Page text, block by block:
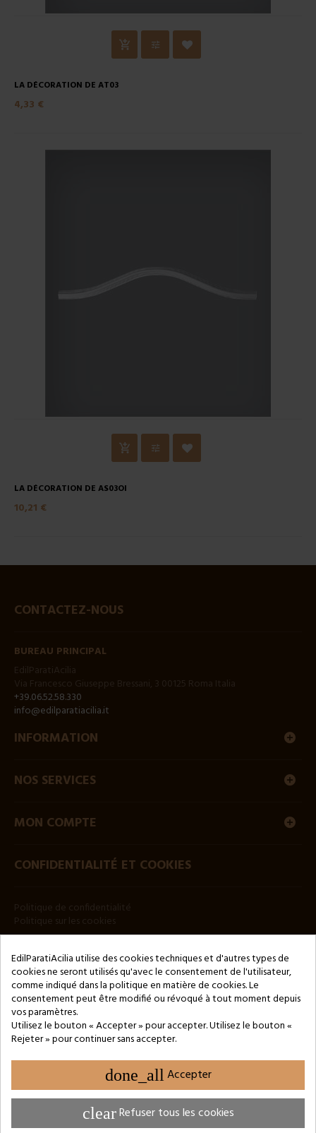
LA DÉCORATION DE AT03
4,33 €
LA DÉCORATION DE AS03OI
10,21 €
CONTACTEZ-NOUS
BUREAU PRINCIPAL
+39.06.52.58.330
info@edilparatiacilia.it
INFORMATION
NOS SERVICES
MON COMPTE
CONFIDENTIALITÉ ET COOKIES
Copyright © 2024 by 3Enne s.r.l.s. P.IVA/C.F.: 13466181008
Numéro d'enregistrement REA : RM-1449325 - Registre du
Commerce de Rome
Website Developed by M.Borzacchini - TestSide
EdilParatiAcilia utilise des cookies techniques et d'autres types de
cookies ne seront utilisés qu'avec le consentement de l'utilisateur,
comme indiqué dans la politique en matière de cookies. Le
consentement peut être modifié ou révoqué à tout moment depuis
vos paramètres.
Utilisez le bouton « Accepter » pour accepter. Utilisez le bouton «
Rejeter » pour continuer sans accepter.
done_all Accepter
clearRefuser tous les cookies